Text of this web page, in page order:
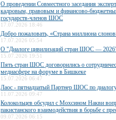
О проведении Совместного заседания
кадровым, правовым и финансово-
государств-членов ШОС
17.07.2026 18:46
Добро пожаловать, «Страна миллиона
17.07.2026 05:54
О "Диалоге цивилизаций стран ШОС —
15.07.2026 19:51
Пять стран ШОС договорились о
медиасфере на форуме в Бишкеке
15.07.2026 06:47
Лаос - пятнадцатый Партнер ШОС по
11.07.2026 09:47
Колокольцев обсудил с Мохсином Накви
пакистанского взаимодействия в борьбе с
09.07.2026 06:15